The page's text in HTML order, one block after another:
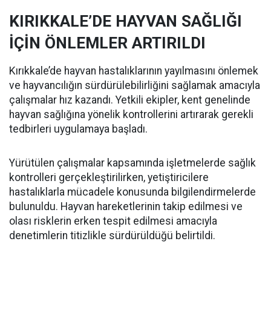
KIRIKKALE’DE HAYVAN SAĞLIĞI
İÇİN ÖNLEMLER ARTIRILDI
Kırıkkale’de hayvan hastalıklarının yayılmasını önlemek
ve hayvancılığın sürdürülebilirliğini sağlamak amacıyla
çalışmalar hız kazandı. Yetkili ekipler, kent genelinde
hayvan sağlığına yönelik kontrollerini artırarak gerekli
tedbirleri uygulamaya başladı.
Yürütülen çalışmalar kapsamında işletmelerde sağlık
kontrolleri gerçekleştirilirken, yetiştiricilere
hastalıklarla mücadele konusunda bilgilendirmelerde
bulunuldu. Hayvan hareketlerinin takip edilmesi ve
olası risklerin erken tespit edilmesi amacıyla
denetimlerin titizlikle sürdürüldüğü belirtildi.